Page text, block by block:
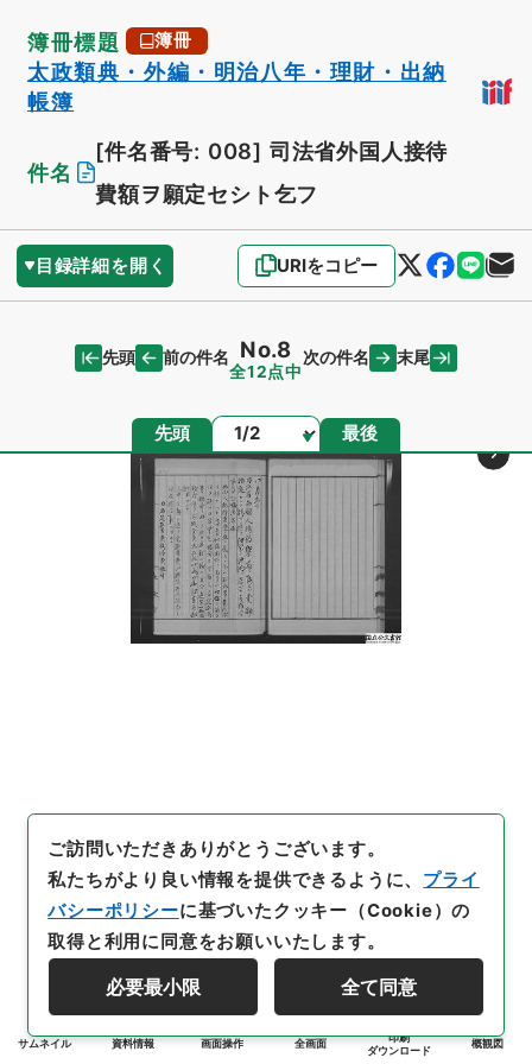
簿冊標題 簿冊
太政類典・外編・明治八年・理財・出納
帳簿
件名
[件名番号: 008] 司法省外国人接待
費額ヲ願定セシト乞フ
目録詳細を開く URIをコピー
先頭 前の件名 No.8
全12点中
次の件名 末尾
先頭 ページ 最後
サムネイル 資料情報 画面操作 全画面
印刷
ダウンロード
概観図
ご訪問いただきありがとうございます。
私たちがより良い情報を提供できるように、 プライ
バシーポリシーに基づいたクッキー（Cookie）の
取得と利用に同意をお願いいたします。
必要最小限 全て同意